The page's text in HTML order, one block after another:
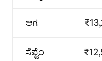
ಆಗ
ಸೆಪ್ಟೆಂ